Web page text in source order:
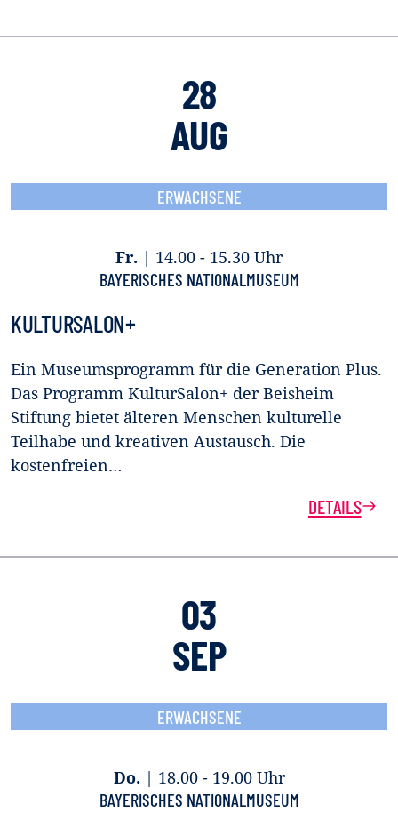
28
AUG
ERWACHSENE
Fr. | 14.00 - 15.30 Uhr
BAYERISCHES NATIONALMUSEUM
KULTURSALON+
Ein Museumsprogramm für die Generation Plus.
Das Programm KulturSalon+ der Beisheim
Stiftung bietet älteren Menschen kulturelle
Teilhabe und kreativen Austausch. Die
kostenfreien…
DETAILS
03
SEP
ERWACHSENE
Do. | 18.00 - 19.00 Uhr
BAYERISCHES NATIONALMUSEUM